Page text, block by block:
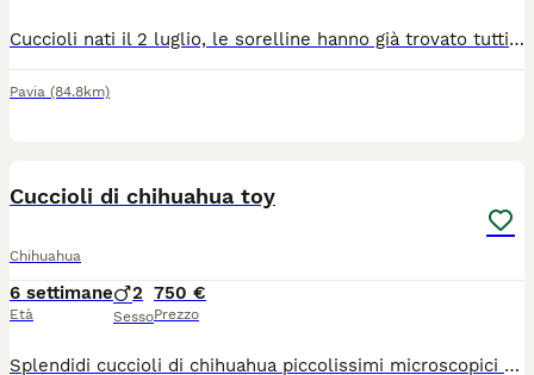
Cuccioli nati il 2 luglio, le sorelline hanno già trovato tutti una nuova famiglia, ed è rimasta solo questa dolcissima femminuccia in attesa di trovare la sua famiglia ​La piccola è prenotabile da subito e sarà pronta per venire con voi a partire dal 27 agosto. ​Per qualsiasi informazione, per ricevere altre foto contattatemi pure tramite WhatsApp al numero: 3385636194
Pavia (84.8km)
Cuccioli di chihuahua toy
Chihuahua
6 settimane
Età
2
Sesso
750 €
Prezzo
Splendidi cuccioli di chihuahua piccolissimi microscopici rimarranno molto piccoli genitori visibili entrambi di mia proprietà sono nati il 22 giugno verranno consegnati al compimento dei 60gg con ciclo sverminazioni vaccino microchip passaggio di proprietà libretto sanitario contatto telefonico 379 1459776